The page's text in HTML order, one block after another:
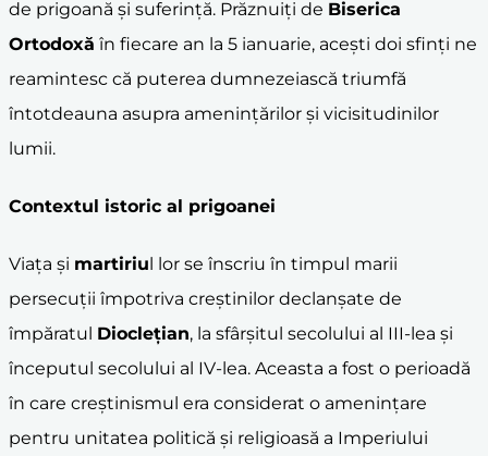
de prigoană și suferință. Prăznuiți de Biserica
Ortodoxă în fiecare an la 5 ianuarie, acești doi sfinți ne
reamintesc că puterea dumnezeiască triumfă
întotdeauna asupra amenințărilor și vicisitudinilor
lumii.
Contextul istoric al prigoanei
Viața și martiriu l lor se înscriu în timpul marii
persecuții împotriva creștinilor declanșate de
împăratul Dioclețian, la sfârșitul secolului al III-lea și
începutul secolului al IV-lea. Aceasta a fost o perioadă
în care creștinismul era considerat o amenințare
pentru unitatea politică și religioasă a Imperiului